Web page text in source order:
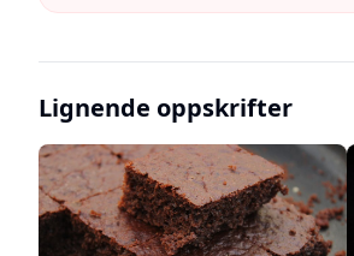
Lignende oppskrifter